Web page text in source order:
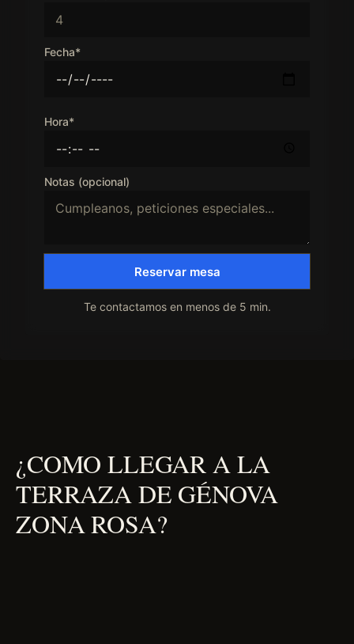
Fecha*
Hora*
Notas (opcional)
Reservar mesa
Te contactamos en menos de 5 min.
¿COMO LLEGAR A LA
TERRAZA DE GÉNOVA
ZONA ROSA?